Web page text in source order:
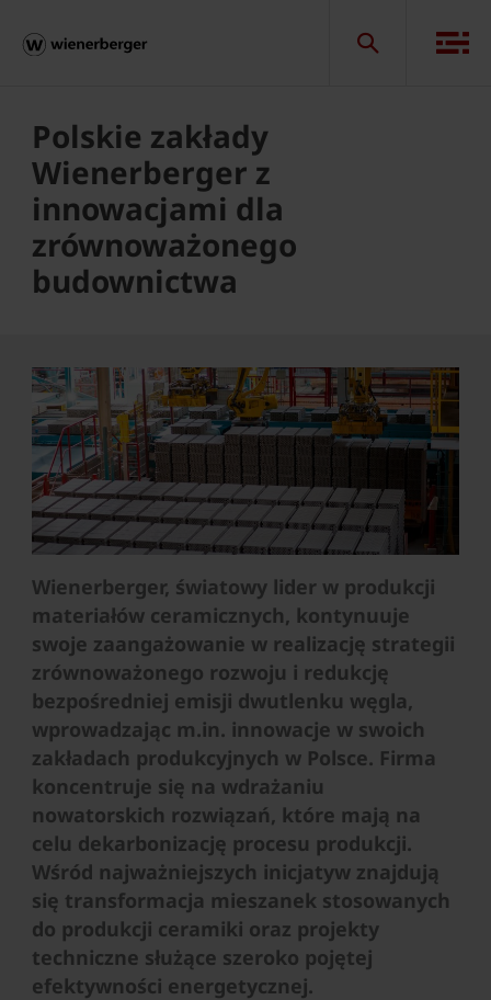
Polskie zakłady
Wienerberger z
innowacjami dla
zrównoważonego
budownictwa
Wienerberger, światowy lider w produkcji
materiałów ceramicznych, kontynuuje
swoje zaangażowanie w realizację strategii
zrównoważonego rozwoju i redukcję
bezpośredniej emisji dwutlenku węgla,
wprowadzając m.in. innowacje w swoich
zakładach produkcyjnych w Polsce. Firma
koncentruje się na wdrażaniu
nowatorskich rozwiązań, które mają na
celu dekarbonizację procesu produkcji.
Wśród najważniejszych inicjatyw znajdują
się transformacja mieszanek stosowanych
do produkcji ceramiki oraz projekty
techniczne służące szeroko pojętej
efektywności energetycznej.